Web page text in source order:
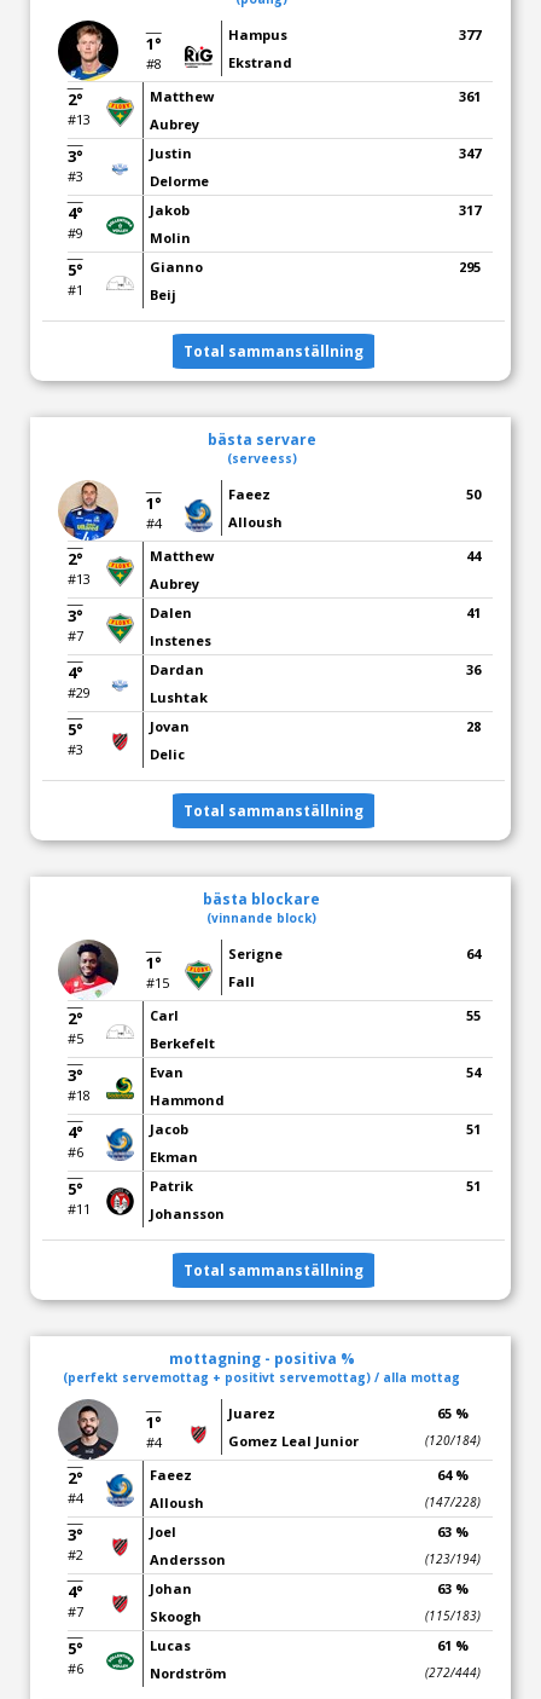
1°
#8
Hampus
Ekstrand
377
2°
#13
Matthew
Aubrey
361
3°
#3
Justin
Delorme
347
4°
#9
Jakob
Molin
317
5°
#1
Gianno
Beij
295
Total sammanställning
bästa servare
(serveess)
1°
#4
Faeez
Alloush
50
2°
#13
Matthew
Aubrey
44
3°
#7
Dalen
Instenes
41
4°
#29
Dardan
Lushtak
36
5°
#3
Jovan
Delic
28
Total sammanställning
bästa blockare
(vinnande block)
1°
#15
Serigne
Fall
64
2°
#5
Carl
Berkefelt
55
3°
#18
Evan
Hammond
54
4°
#6
Jacob
Ekman
51
5°
#11
Patrik
Johansson
51
Total sammanställning
mottagning - positiva %
(perfekt servemottag + positivt servemottag) / alla mottag
1°
#4
Juarez
Gomez Leal Junior
65 %
(120/184)
2°
#4
Faeez
Alloush
64 %
(147/228)
3°
#2
Joel
Andersson
63 %
(123/194)
4°
#7
Johan
Skoogh
63 %
(115/183)
5°
#6
Lucas
Nordström
61 %
(272/444)